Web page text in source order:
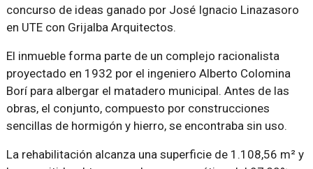
concurso de ideas ganado por José Ignacio Linazasoro
en UTE con Grijalba Arquitectos.
El inmueble forma parte de un complejo racionalista
proyectado en 1932 por el ingeniero Alberto Colomina
Borí para albergar el matadero municipal. Antes de las
obras, el conjunto, compuesto por construcciones
sencillas de hormigón y hierro, se encontraba sin uso.
La rehabilitación alcanza una superficie de 1.108,56 m² y